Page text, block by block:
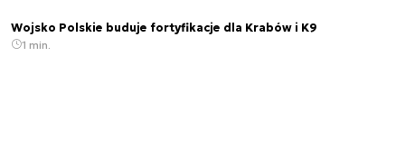
Wojsko Polskie buduje fortyfikacje dla Krabów i K9
1 min.